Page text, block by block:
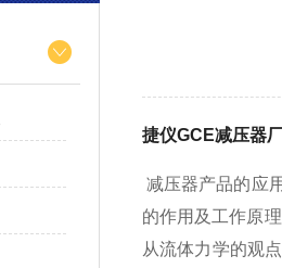
捷仪GCE减压器
减压器产品的应
的作用及工作原
从流体力学的观